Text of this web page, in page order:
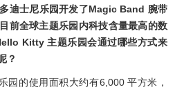
多迪士尼乐园开发了Magic Band 腕带
前全球主题乐园内科技含量最高的数
Kitty 主题乐园会通过哪些方式来
？
园的使用面积大约有6,000 平方米，